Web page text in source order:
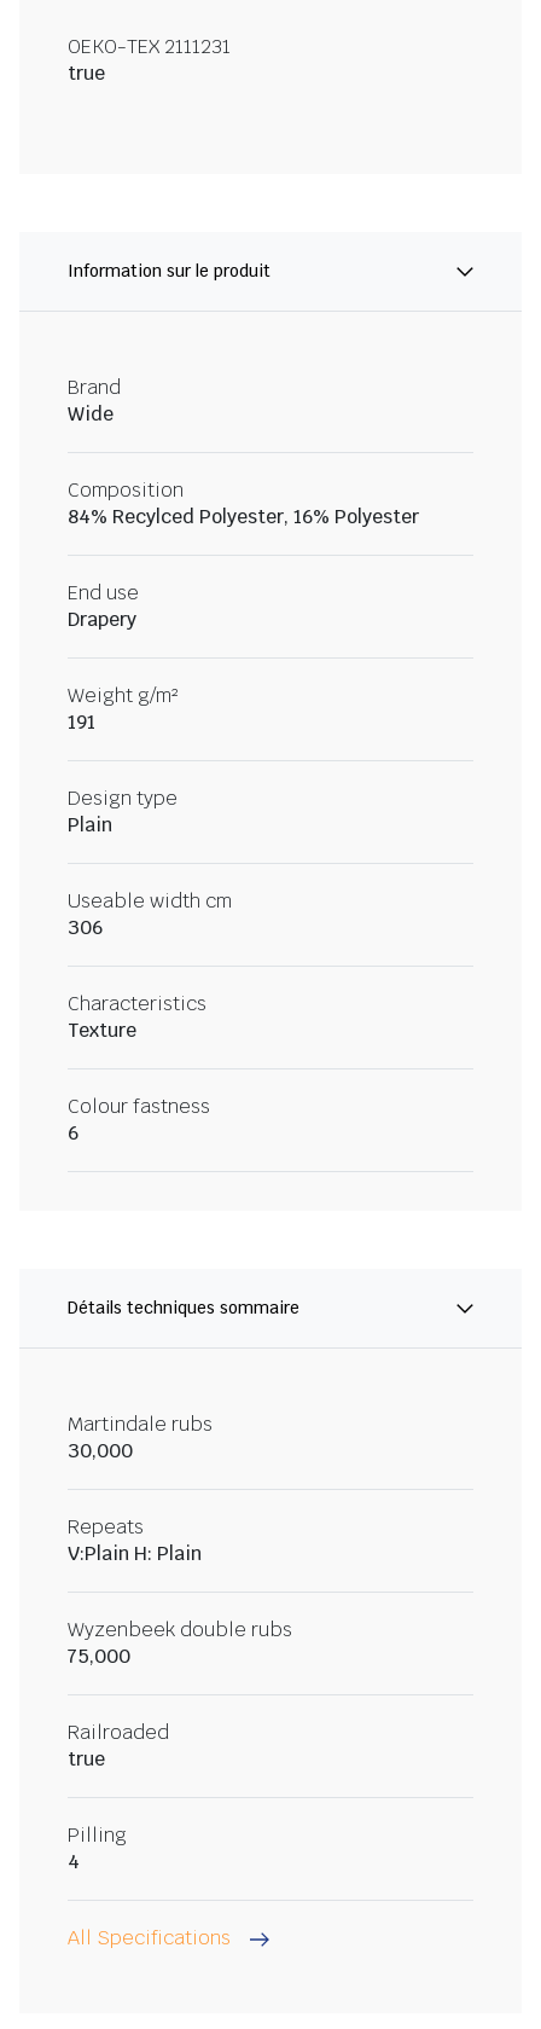
OEKO-TEX 2111231
true
Information sur le produit
Brand
Wide
Composition
84% Recylced Polyester, 16% Polyester
End use
Drapery
Weight g/m²
191
Design type
Plain
Useable width cm
306
Characteristics
Texture
Colour fastness
6
Détails techniques sommaire
Martindale rubs
30,000
Repeats
V:Plain H: Plain
Wyzenbeek double rubs
75,000
Railroaded
true
Pilling
4
All Specifications